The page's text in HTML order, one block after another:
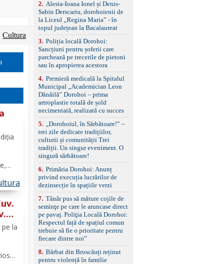
Cultura
la
schimbare bandă și
menținere bandă Faruri
bi-xenon adaptive cu
asistent fază lungă
automată , lumini de zi
LED, proiectoare ceață
LED, spălătoare faruri
față/spate, cameră
marșarier Keyless entry
& start, geamuri electrice
față/spate, oglinzi
electrice, încălzite și
rabatabile Sistem hands-
free, Bluetooth, USB
Sistem start/stop, frână
de parcare electrică,
anvelope vară runflat
filtru de particule,
standard Euro 6 Trapă
panoramică, geamuri
remorcare Bonus: -
Covorașe textile montate
pe mașină. -Ofer și un
set de covorașe din
cauciuc/pvc. -Se vinde
împreună cu un set de
anvelope de iarnă.
2. Alesia-Ioana Ionel și Denis-
Sabin Derscariu, dorohoienii de
la Liceul „Regina Maria” - în
topul județean la Bacalaureat
3. Poliția locală Dorohoi:
Sancțiuni pentru șoferii care
parchează pe trecerile de pietoni
sau în apropierea acestora
4. Premieră medicală la Spitalul
Municipal „Academician Leon
Dănăilă” Dorohoi – prima
artroplastie totală de șold
necimentată, realizată cu succes
5.
„Dorohoiul, în Sărbătoare!” –
trei zile dedicate tradițiilor,
culturii și comunității Trei
tradiții. Un singur eveniment. O
singură sărbătoare!
6. Primăria Dorohoi: Anunț
privind execuția lucrărilor de
dezinsecție în spațiile verzi
7. Tânăr pus să măture cojile de
seminţe pe care le aruncase direct
pe pavaj. Poliţia Locală Dorohoi:
Respectul față de spațiul comun
trebuie să fie o prioritate pentru
fiecare dintre noi”
8. Bărbat din Broscăuți reținut
pentru violență în familie